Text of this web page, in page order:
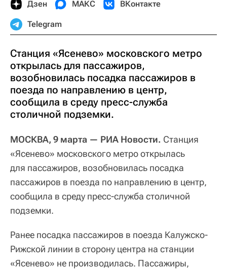
Дзен МАКС ВКонтакте
Telegram
Станция «Ясенево» московского метро
открылась для пассажиров,
возобновилась посадка пассажиров в
поезда по направлению в центр,
сообщила в среду пресс-служба
столичной подземки.
МОСКВА, 9 марта — РИА Новости. Станция
«Ясенево» московского метро открылась
для пассажиров, возобновилась посадка
пассажиров в поезда по направлению в центр,
сообщила в среду пресс-служба столичной
подземки.
Ранее посадка пассажиров в поезда Калужско-
Рижской линии в сторону центра на станции
«Ясенево» не производилась. Пассажиры,